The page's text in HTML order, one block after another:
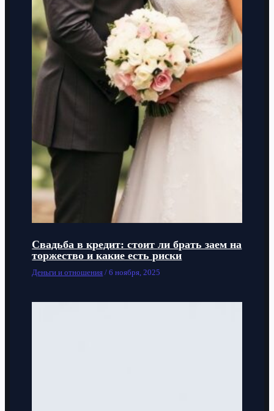
Свадьба в кредит: стоит ли брать заем на
торжество и какие есть риски
Деньги и отношения /6 ноября, 2025